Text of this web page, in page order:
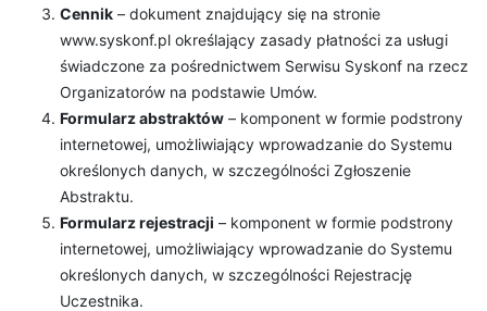
Cennik – dokument znajdujący się na stronie
www.syskonf.pl określający zasady płatności za usługi
świadczone za pośrednictwem Serwisu Syskonf na rzecz
Organizatorów na podstawie Umów.
Formularz abstraktów – komponent w formie podstrony
internetowej, umożliwiający wprowadzanie do Systemu
określonych danych, w szczególności Zgłoszenie
Abstraktu.
Formularz rejestracji – komponent w formie podstrony
internetowej, umożliwiający wprowadzanie do Systemu
określonych danych, w szczególności Rejestrację
Uczestnika.